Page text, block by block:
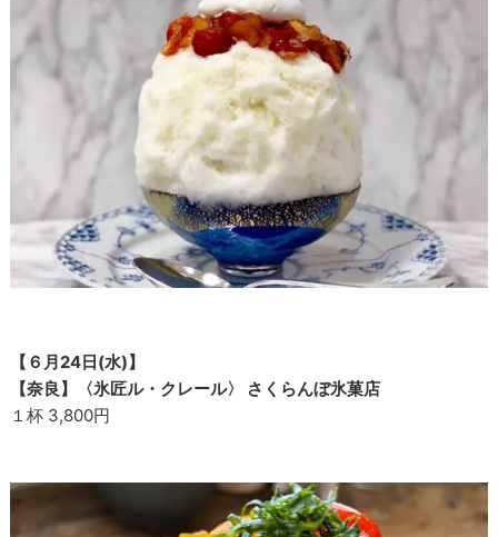
【６月24日(水)】
【奈良】〈氷匠ル・クレール〉 さくらんぼ氷菓店
１杯 3,800円